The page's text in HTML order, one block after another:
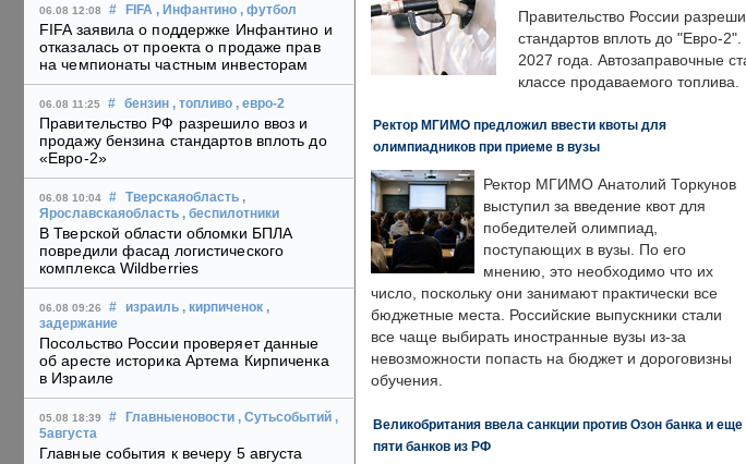
06.08 12:08 # FIFA , Инфантино , футбол
FIFA заявила о поддержке Инфантино и
отказалась от проекта о продаже прав
на чемпионаты частным инвесторам
06.08 11:25 # бензин , топливо , евро-2
Правительство РФ разрешило ввоз и
продажу бензина стандартов вплоть до
«Евро-2»
06.08 10:04 # Тверскаяобласть ,
Ярославскаяобласть , беспилотники
В Тверской области обломки БПЛА
повредили фасад логистического
комплекса Wildberries
06.08 09:26 # израиль , кирпиченок ,
задержание
Посольство России проверяет данные
об аресте историка Артема Кирпиченка
в Израиле
05.08 18:39 # Главныеновости , Сутьсобытий ,
5августа
Главные события к вечеру 5 августа
Правительство России
стандартов вплоть до "Евро-
2027 года. Автозаправочные
классе продаваемого топлива.
Ректор МГИМО предложил ввести квоты для
олимпиадников при приеме в вузы
Ректор МГИМО Анатолий Торкунов
выступил за введение квот для
победителей олимпиад,
поступающих в вузы. По его
мнению, это необходимо что их
число, поскольку они занимают практически все
бюджетные места. Российские выпускники стали
все чаще выбирать иностранные вузы из-за
невозможности попасть на бюджет и дороговизны
обучения.
Великобритания ввела санкции против Озон банка и еще
пяти банков из РФ